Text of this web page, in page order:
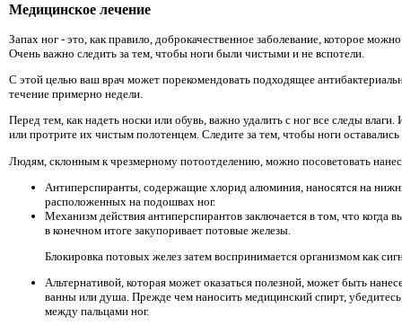
Медицинское лечение
Запах ног - это, как правило, доброкачественное заболевание, которое
Очень важно следить за тем, чтобы ноги были чистыми и не вспотели.
С этой целью ваш врач может порекомендовать подходящее
течение примерно недели.
Перед тем, как надеть носки или обувь, важно удалить с ног все следы
или протрите их чистым полотенцем. Следите за тем, чтобы ноги
Людям, склонным к чрезмерному потоотделению, можно посоветовать
Антиперспиранты, содержащие хлорид алюминия, наносятся на
расположенных на подошвах ног.
Механизм действия антиперспирантов заключается в том, что когда
в конечном итоге закупоривает потовые железы.
Блокировка потовых желез затем воспринимается организмом как
Альтернативой, которая может оказаться полезной, может быть
ванны или душа. Прежде чем наносить медицинский спирт,
между пальцами ног.